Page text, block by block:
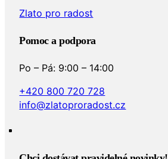
Zlato pro radost
Pomoc a podpora
Po – Pá: 9:00 – 14:00
+420 800 720 728
info@zlatoproradost.cz